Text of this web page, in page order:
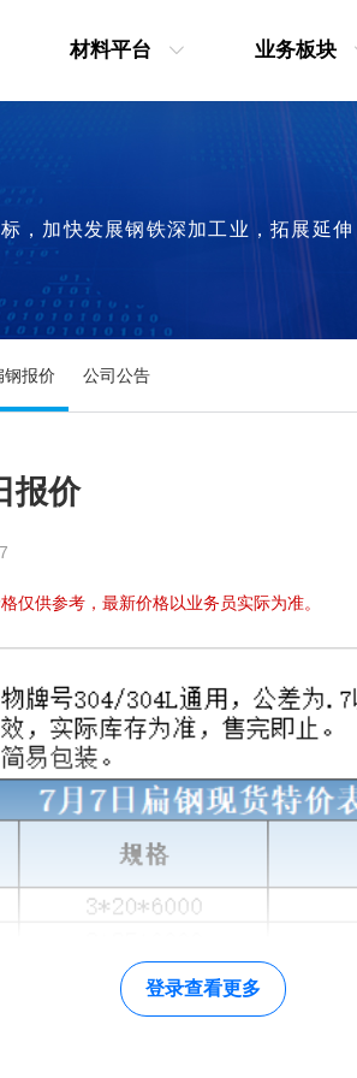
材料平台 业务板块
，加快发展钢铁深加工业，拓展延伸
钢报价 公司公告
报价
仅供参考，最新价格以业务员实际为准。
登录查看更多